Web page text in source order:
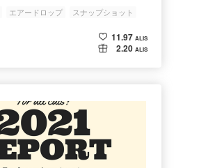
エアードロップ スナップショット
11.97 ALIS
2.20 ALIS